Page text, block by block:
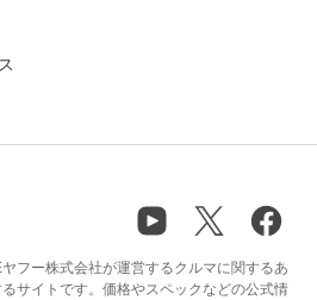
フー株式会社が運営するクルマに関するあ
サイトです。価格やスペックなどの公式情